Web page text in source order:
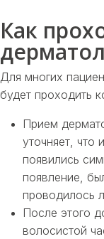
Как
Для многих
будет проходить
Прием
уточняет, что
появились
появление,
проводилось
После этого
волосистой